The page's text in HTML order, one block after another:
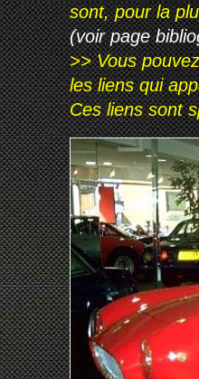
sont, pour la
(voir page
>> Vous
les liens qui
Ces liens sont